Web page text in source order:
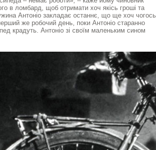
в ломбард, щоб отримати хоч якісь гроші та
Антоніо закладає останнє, що ще хоч чогось
же робочий день, поки Антоніо старанно
крадуть. Антоніо зі своїм маленьким сином